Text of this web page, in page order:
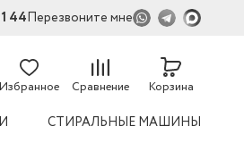
44Перезвоните мне
Избранное Сравнение
54
Корзина
СТИРАЛЬНЫЕ МАШИНЫ